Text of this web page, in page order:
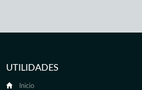
UTILIDADES
Inicio